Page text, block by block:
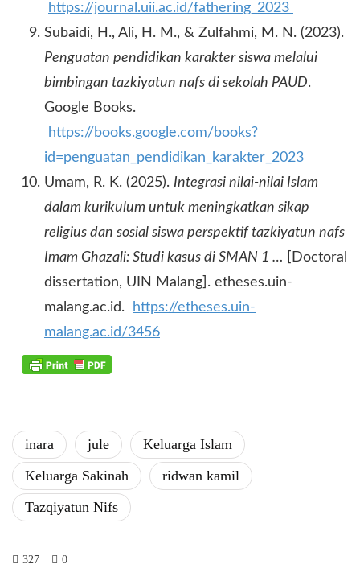
https://journal.uii.ac.id/fathering_2023
Subaidi, H., Ali, H. M., & Zulfahmi, M. N. (2023).
Penguatan pendidikan karakter siswa melalui
bimbingan tazkiyatun nafs di sekolah PAUD.
Google Books.
https://books.google.com/books?
id=penguatan_pendidikan_karakter_2023
Umam, R. K. (2025). Integrasi nilai-nilai Islam
dalam kurikulum untuk meningkatkan sikap
religius dan sosial siswa perspektif tazkiyatun nafs
Imam Ghazali: Studi kasus di SMAN 1 … [Doctoral
dissertation, UIN Malang]. etheses.uin-
malang.ac.id.
https://etheses.uin-
malang.ac.id/3456
inara jule
Keluarga Islam
Keluarga Sakinah
ridwan kamil
Tazqiyatun Nifs
327 0